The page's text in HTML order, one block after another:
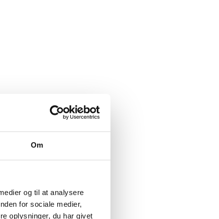
Om
og til at analysere
for sociale medier,
oplysninger, du har givet